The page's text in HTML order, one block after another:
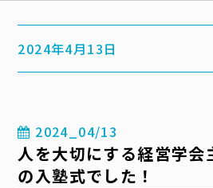
2024年4月13日
2024_04/13
人を大切にする経営学会
の入塾式でした！